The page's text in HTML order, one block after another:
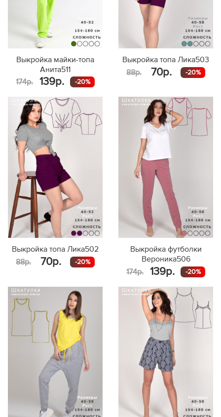
Выкройка майки-топа
Анита511
174р.
139р. -20%
Выкройка топа Лика503
88р.
70р. -20%
Выкройка топа Лика502
88р.
70р. -20%
Выкройка футболки
Вероника506
174р.
139р. -20%